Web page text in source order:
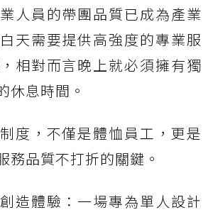
人員的帶團品質已成為產業
天需要提供高強度的專業服
相對而言晚上就必須擁有獨
休息時間。
度，不僅是體恤員工，更是
務品質不打折的關鍵。
造體驗：一場專為單人設計